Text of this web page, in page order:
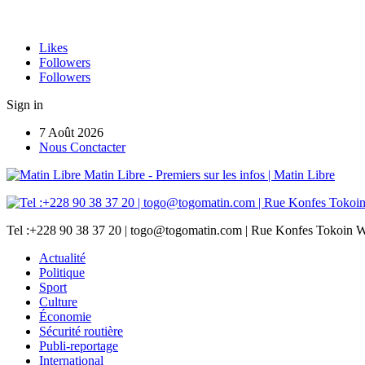
Likes
Followers
Followers
Sign in
7 Août 2026
Nous Conctacter
Matin Libre - Premiers sur les infos | Matin Libre
Tel :+228 90 38 37 20 | togo@togomatin.com | Rue Konfes Tokoin
Actualité
Politique
Sport
Culture
Économie
Sécurité routière
Publi-reportage
International